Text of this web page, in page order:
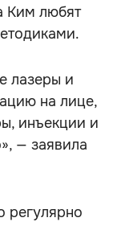
Ким любят
лазеры и
на лице,
инъекции и
— заявила
регулярно